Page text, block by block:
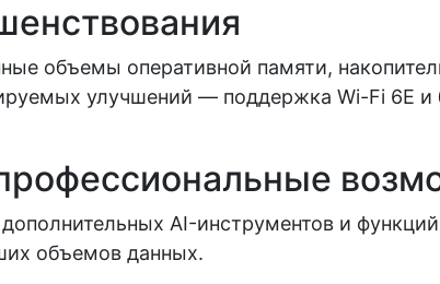
объемы оперативной памяти,
улучшений — поддержка Wi-Fi 6E
AI-инструментов и
объемов данных.